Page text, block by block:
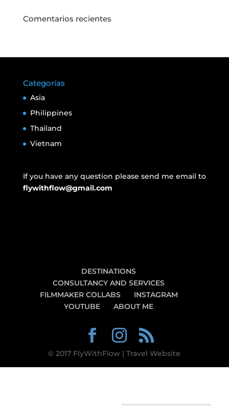
Comentarios recientes
Categorías
Asia
Philippines
Thailand
Vietnam
If you have any question please send me email to
flywithflow@gmail.com
DESTINATIONS
CONSULTANCY AND SERVICES
FILMMAKER COLLABS
INSTAGRAM
YOUTUBE
ABOUT ME
© 2017 FlyWithFlow | Travel Website